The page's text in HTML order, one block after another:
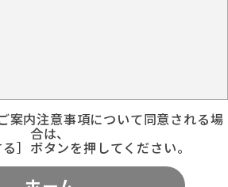
案内注意事項について同意される場
合は、
］ボタンを押してください。